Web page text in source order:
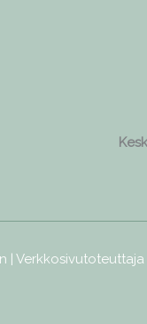
| Verkkosivutoteuttaja